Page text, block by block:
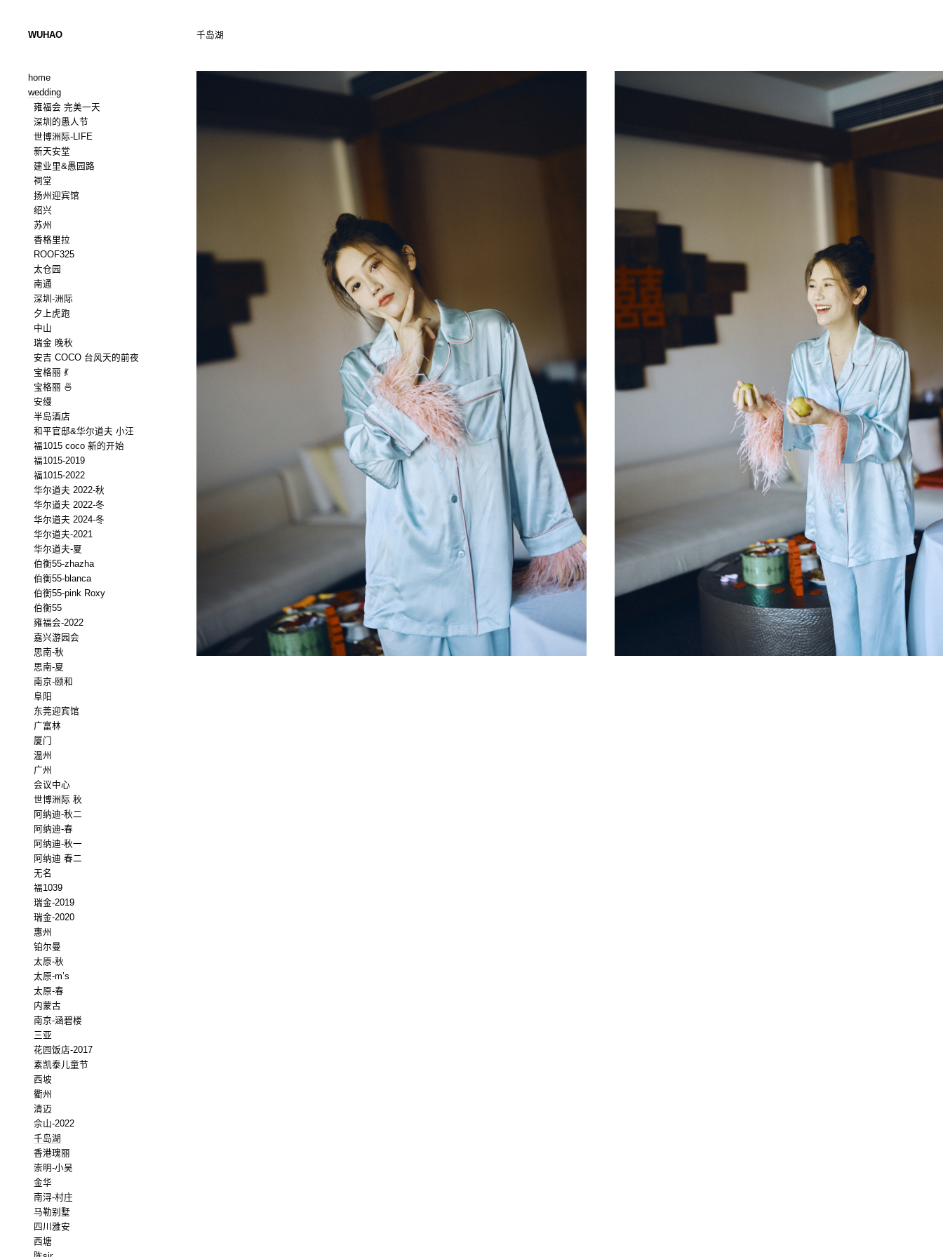
千岛湖
WUHAO
home
wedding
雍福会 完美一天
深圳的愚人节
世博洲际-LIFE
新天安堂
建业里&愚园路
祠堂
扬州迎宾馆
绍兴
苏州
香格里拉
ROOF325
太仓园
南通
深圳-洲际
夕上虎跑
中山
瑞金 晚秋
安吉 COCO 台风天的前夜
宝格丽 💃
宝格丽 🍜
安缦
半岛酒店
和平官邸&华尔道夫 小汪
福1015 coco 新的开始
福1015-2019
福1015-2022
华尔道夫 2022-秋
华尔道夫 2022-冬
华尔道夫 2024-冬
华尔道夫-2021
华尔道夫-夏
伯衡55-zhazha
伯衡55-blanca
伯衡55-pink Roxy
伯衡55
雍福会-2022
嘉兴游园会
思南-秋
思南-夏
南京-颐和
阜阳
东莞迎宾馆
广富林
厦门
温州
广州
会议中心
世博洲际 秋
阿纳迪-秋二
阿纳迪-春
阿纳迪-秋一
阿纳迪 春二
无名
福1039
瑞金-2019
瑞金-2020
惠州
铂尔曼
太原-秋
太原-m’s
太原-春
内蒙古
南京-涵碧楼
三亚
花园饭店-2017
素凯泰儿童节
西坡
衢州
清迈
佘山-2022
千岛湖
香港瑰丽
崇明-小吴
金华
南浔-村庄
马勒别墅
四川雅安
西塘